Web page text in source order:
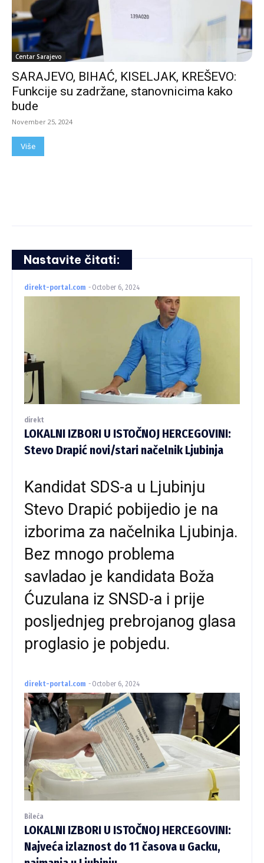
Centar Sarajevo
SARAJEVO, BIHAĆ, KISELJAK, KREŠEVO:
Funkcije su zadržane, stanovnicima kako
bude
November 25, 2024
Više
Nastavite čitati:
direkt-portal.com - October 6, 2024
direkt
LOKALNI IZBORI U ISTOČNOJ HERCEGOVINI:
Stevo Drapić novi/stari načelnik Ljubinja
Kandidat SDS-a u Ljubinju
Stevo Drapić pobijedio je na
izborima za načelnika Ljubinja.
Bez mnogo problema
savladao je kandidata Boža
Ćuzulana iz SNSD-a i prije
posljednjeg prebrojanog glasa
proglasio je pobjedu.
direkt-portal.com - October 6, 2024
Bileća
LOKALNI IZBORI U ISTOČNOJ HERCEGOVINI:
Najveća izlaznost do 11 časova u Gacku,